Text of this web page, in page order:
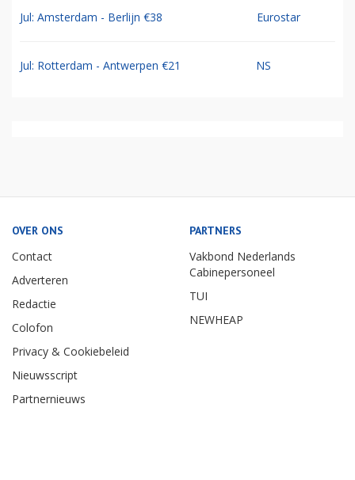
Jul: Amsterdam - Berlijn €38 Eurostar
Jul: Rotterdam - Antwerpen €21 NS
OVER ONS
Contact
Adverteren
Redactie
Colofon
Privacy & Cookiebeleid
Nieuwsscript
Partnernieuws
PARTNERS
Vakbond Nederlands
Cabinepersoneel
TUI
NEWHEAP